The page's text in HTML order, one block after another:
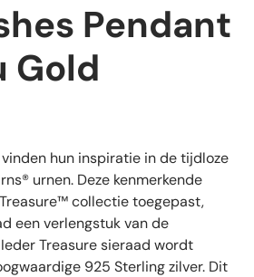
Pendant
Gold
hun inspiratie in de tijdloze
urnen. Deze kenmerkende
collectie toegepast,
een verlengstuk van de
Treasure sieraad wordt
925 Sterling zilver. Dit